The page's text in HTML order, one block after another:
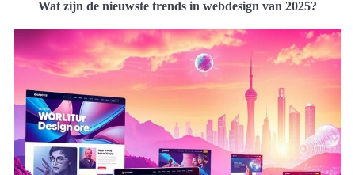
Wat zijn de nieuwste trends in webdesign van 2025?